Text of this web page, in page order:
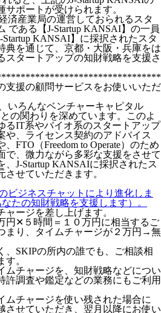
ポートが受けられます。
済産業局の運営しておられるスタ
である【J-Startup KANSAI】の一員
KANSAI】に採択されたスタ
典を通じて、京都・大阪・兵庫をは
スタートアップの知財戦略を支援さ
支援の顧問サービスをお使いいただ
いろんなベンチャーキャピタル
の関わりを深めています。このよ
るIT系やバイオ系のスタートアップ
や、ライセンス契約のアドバイス
FTO（Freedom to Operate）のため
で、微力ながら多彩な支援をさせて
J-Startup KANSAIに採択されたス
せていただきます。
ビジネスチャットにより進化しま
たの知財戦略を支援します）。
ージを差し上げます。
円✕５時間＝１０万円に相当するご
まり、タイムチャージが２万円→無
、SKIPの所内の誰でも、ご相談相
。
ムチャージを、知財戦略などについ
許調査や鑑定などの業務にもご利用
ムチャージを使い残された場合に
させていただき、翌月以降にお使い